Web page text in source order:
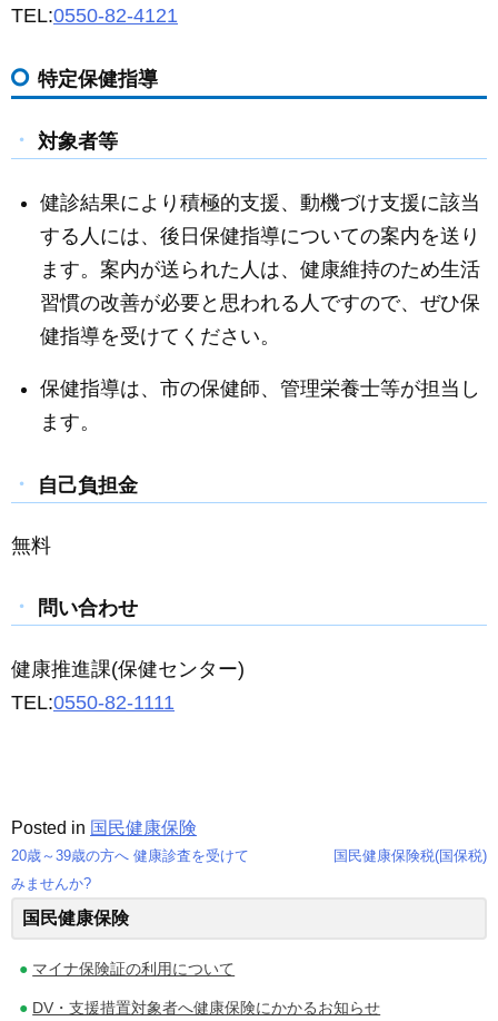
TEL:0550-82-4121
特定保健指導
対象者等
健診結果により積極的支援、動機づけ支援に該当
する人には、後日保健指導についての案内を送り
ます。案内が送られた人は、健康維持のため生活
習慣の改善が必要と思われる人ですので、ぜひ保
健指導を受けてください。
保健指導は、市の保健師、管理栄養士等が担当し
ます。
自己負担金
無料
問い合わせ
健康推進課(保健センター)
TEL:0550-82-1111
Posted in 国民健康保険
投
稿
ナ
ビ
20歳～39歳の方へ 健康診査を受けて
みませんか?
国民健康保険税(国保税)
国民健康保険
マイナ保険証の利用について
DV・支援措置対象者へ健康保険にかかるお知らせ